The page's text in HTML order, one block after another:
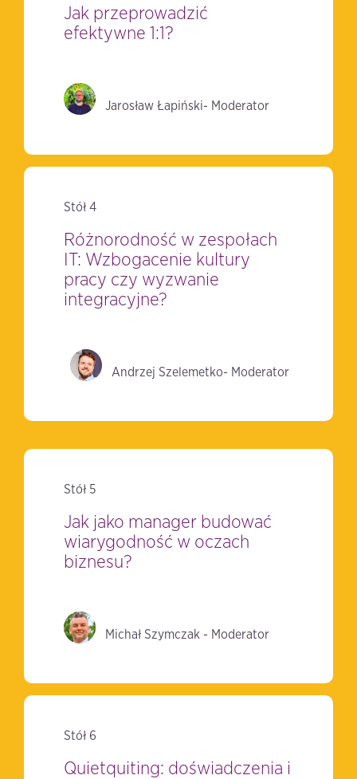
Jak przeprowadzić
efektywne 1:1?
Jarosław Łapiński- Moderator
Stół 4
Różnorodność w zespołach
IT: Wzbogacenie kultury
pracy czy wyzwanie
integracyjne?
Andrzej Szelemetko- Moderator
Stół 5
Jak jako manager budować
wiarygodność w oczach
biznesu?
Michał Szymczak - Moderator
Stół 6
Quietquiting: doświadczenia i